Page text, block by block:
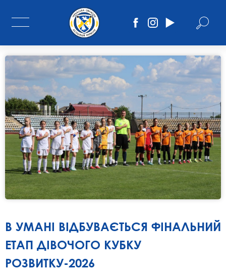
В УМАНІ ВІДБУВАЄТЬСЯ ФІНАЛЬНИЙ
ЕТАП ДІВОЧОГО КУБКУ
РОЗВИТКУ-2026